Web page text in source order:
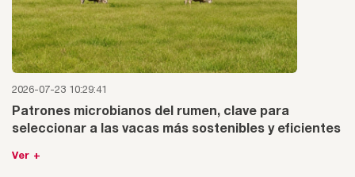
2026-07-23 10:29:41
Patrones microbianos del rumen, clave para
seleccionar a las vacas más sostenibles y eficientes
Ver +